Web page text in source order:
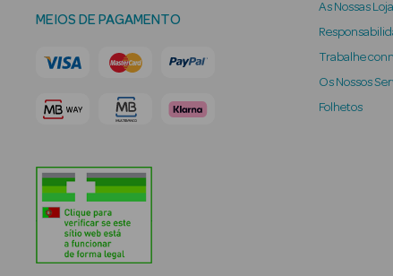
MEIOS DE PAGAMENTO
As Nossas
Trabalhe
Os Nossos
Folhetos